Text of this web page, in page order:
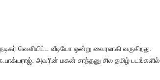
வெளியிட்ட வீடியோ ஒன்று வைரலாகி வருகிறது.
அவரின் மகன் சாந்தனு சில தமிழ் படங்களில்